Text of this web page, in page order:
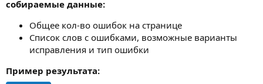
собираемые данные:
Общее кол-во ошибок на странице
Список слов с ошибками, возможные варианты
исправления и тип ошибки
Пример результата: